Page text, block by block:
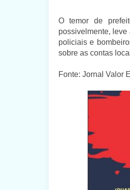
O temor de
possivelmente,
policiais e
sobre as contas
Fonte: Jornal Valor